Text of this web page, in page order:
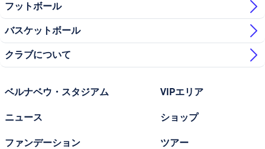
フットボール
バスケットボール
クラブについて
ベルナベウ・スタジアム
ニュース
ファンデーション
VIPエリア
ショップ
ツアー